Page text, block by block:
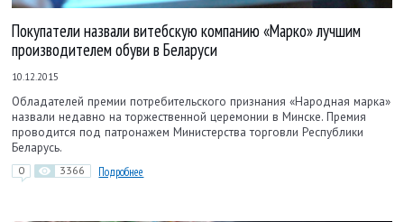
Покупатели назвали витебскую компанию «Марко» лучшим
производителем обуви в Беларуси
10.12.2015
Обладателей премии потребительского признания «Народная марка»
назвали недавно на торжественной церемонии в Минске. Премия
проводится под патронажем Министерства торговли Республики
Беларусь.
0 3366 Подробнее